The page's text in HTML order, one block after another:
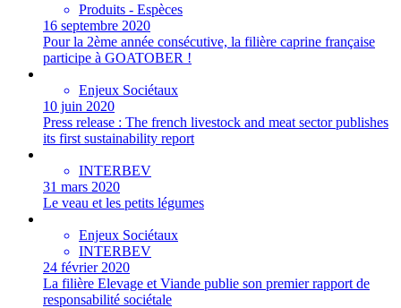
Produits - Espèces
16 septembre 2020
Pour la 2ème année consécutive, la filière caprine française
participe à GOATOBER !
Enjeux Sociétaux
10 juin 2020
Press release : The french livestock and meat sector publishes
its first sustainability report
INTERBEV
31 mars 2020
Le veau et les petits légumes
Enjeux Sociétaux
INTERBEV
24 février 2020
La filière Elevage et Viande publie son premier rapport de
responsabilité sociétale